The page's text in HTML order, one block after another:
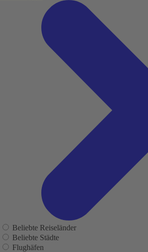
Beliebte Reiseländer
Beliebte Städte
Flughäfen